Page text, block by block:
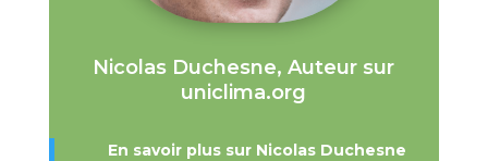
Nicolas Duchesne, Auteur sur
uniclima.org
En savoir plus sur Nicolas Duchesne